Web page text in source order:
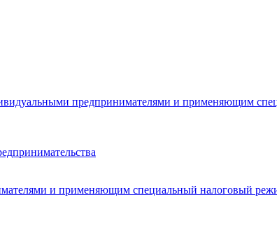
предпринимателями и применяющим
и применяющим специальный налоговый